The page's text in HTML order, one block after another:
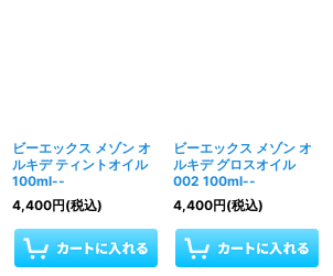
ビーエックス メゾン オ
ルキデ ティントオイル
100ml--
4,400円(税込)
ビーエックス メゾン オ
ルキデ グロスオイル
002 100ml--
4,400円(税込)